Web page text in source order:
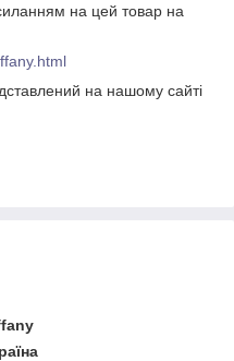
на цей товар на
на нашому сайті